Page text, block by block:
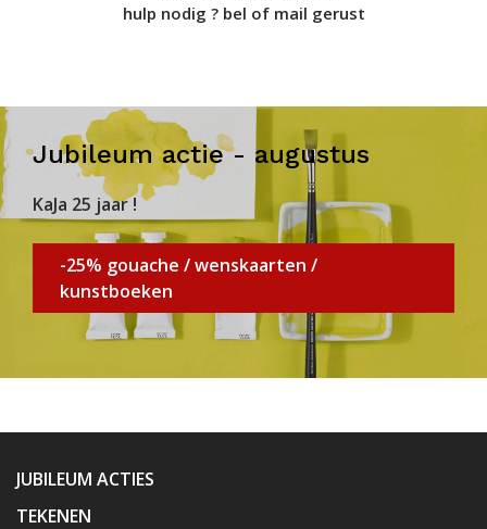
hulp nodig ? bel of mail gerust
Jubileum actie - augustus
KaJa 25 jaar !
-25% gouache / wenskaarten /
kunstboeken
JUBILEUM ACTIES
TEKENEN